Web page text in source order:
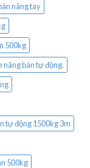
nâng tay
500kg
nâng bán tự động.
tự động 1500kg 3m
500kg